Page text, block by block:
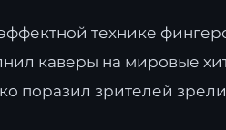
технике
каверы на мировые
поразил зрителей